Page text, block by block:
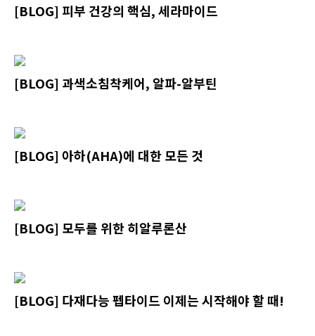
[BLOG] 피부 건강의 핵심, 세라마이드
[BLOG] 과색소침착케어, 알파-알부틴
[BLOG] 아하(AHA)에 대한 모든 것
[BLOG] 모두를 위한 히알루론산
[BLOG] 다재다능 펩타이드 이제는 시작해야 할 때!